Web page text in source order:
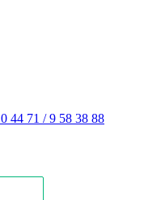
0 44 71 / 9 58 38 88